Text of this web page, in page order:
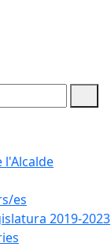
l'Alcalde
es
2019-2023